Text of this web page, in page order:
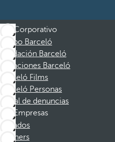
Corporativo
Grupo Barceló
Fundación Barceló
Vacaciones Barceló
Barceló Films
Barceló Personas
Canal de denuncias
Empresas
Afiliados
Partners